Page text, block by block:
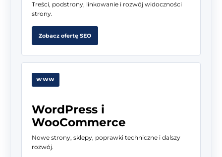
Treści, podstrony, linkowanie i rozwój widoczności
strony.
Zobacz ofertę SEO
WWW
WordPress i
WooCommerce
Nowe strony, sklepy, poprawki techniczne i dalszy
rozwój.